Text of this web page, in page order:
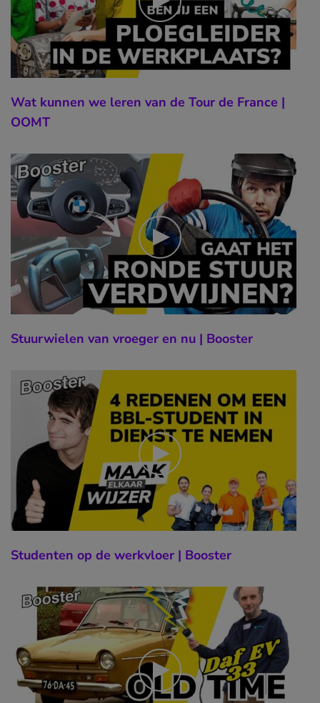
Wat kunnen we leren van de Tour de France |
OOMT
Stuurwielen van vroeger en nu | Booster
Studenten op de werkvloer | Booster